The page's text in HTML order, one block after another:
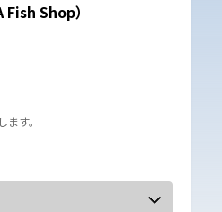
Shop）
ます。